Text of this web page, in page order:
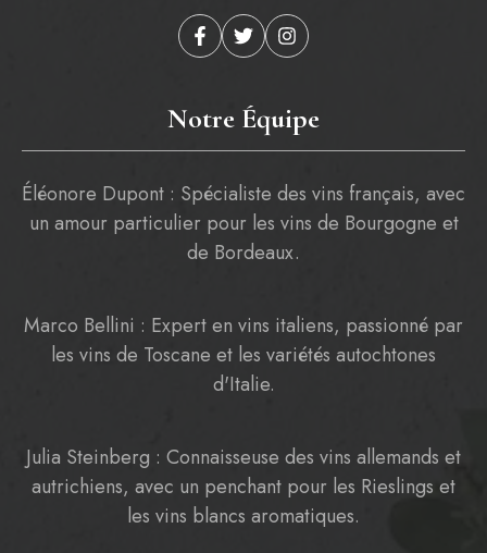
Notre Équipe
Éléonore Dupont : Spécialiste des vins français, avec
un amour particulier pour les vins de Bourgogne et
de Bordeaux.
Marco Bellini : Expert en vins italiens, passionné par
les vins de Toscane et les variétés autochtones
d'Italie.
Julia Steinberg : Connaisseuse des vins allemands et
autrichiens, avec un penchant pour les Rieslings et
les vins blancs aromatiques.